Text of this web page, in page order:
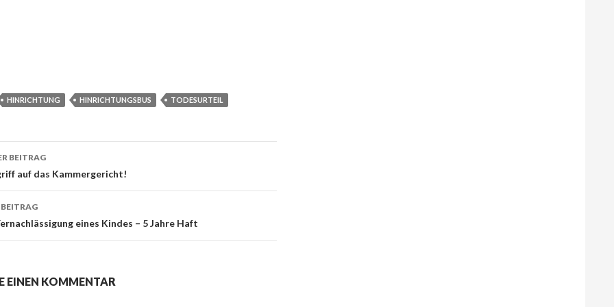
HINRICHTUNG HINRICHTUNGSBUS TODESURTEIL
BEITRAG
auf das Kammergericht!
eines Kindes – 5 Jahre Haft
EINEN KOMMENTAR